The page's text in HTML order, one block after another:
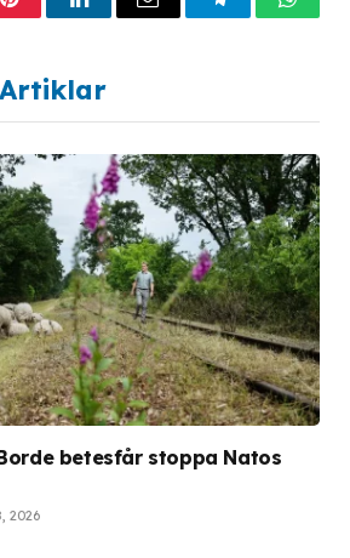
PinterestLinkedInEmail Telegram
Artiklar
betesfår stoppa Natos
2026